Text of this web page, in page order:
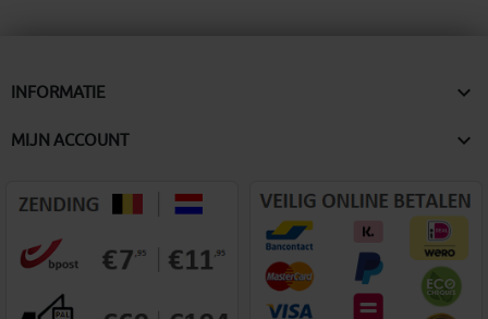
INFORMATIE 
MIJN ACCOUNT 